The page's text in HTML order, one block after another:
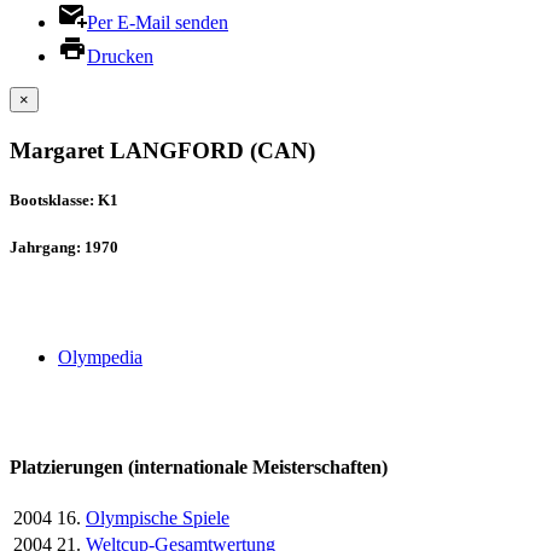
Per E-Mail senden
Drucken
×
Margaret LANGFORD (CAN)
Bootsklasse: K1
Jahrgang: 1970
Olympedia
Platzierungen (internationale Meisterschaften)
2004 16. Olympische Spiele
2004 21. Weltcup-Gesamtwertung